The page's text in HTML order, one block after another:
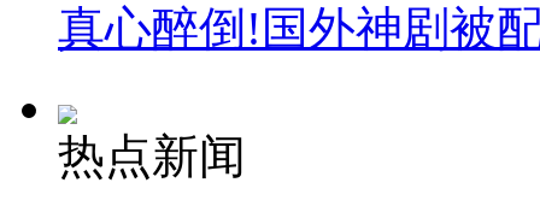
真心醉倒!国外神剧被
热点新闻